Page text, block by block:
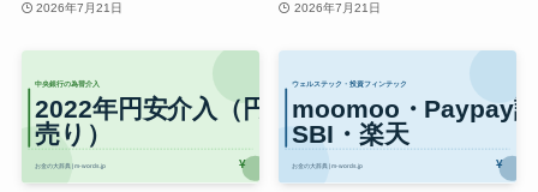
2026年7月21日 2026年7月21日